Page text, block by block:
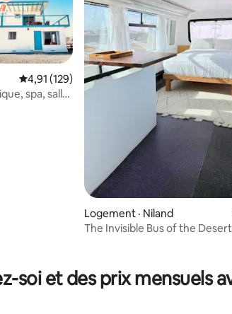
Note moyenne de 4,91 sur 5, 129
4,91 (129)
spa, salle
Logement · Niland
The Invisible Bus of the Desert
soi et des prix mensuels